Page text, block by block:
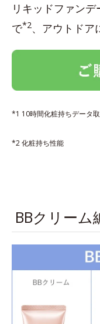
リキッドファン
で*2、アウトドア
*1 10時間化粧持ちデータ
*2 化粧持ち性能
BBクリーム